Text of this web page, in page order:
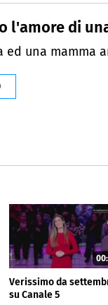
l'amore di
una mamma
Verissimo da
su Canale 5